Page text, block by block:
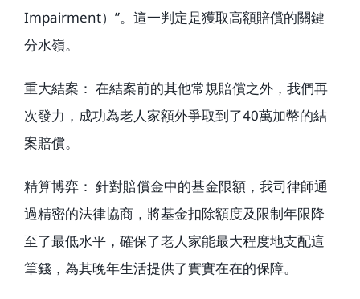
Impairment）”。這一判定是獲取高額賠償的關鍵
分水嶺。
重大結案： 在結案前的其他常規賠償之外，我們再
次發力，成功為老人家額外爭取到了40萬加幣的結
案賠償。
精算博弈： 針對賠償金中的基金限額，我司律師通
過精密的法律協商，將基金扣除額度及限制年限降
至了最低水平，確保了老人家能最大程度地支配這
筆錢，為其晚年生活提供了實實在在的保障。